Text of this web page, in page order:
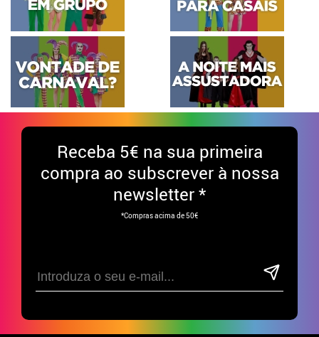
Receba 5€ na sua primeira
compra ao subscrever à nossa
newsletter *
*Compras acima de 50€